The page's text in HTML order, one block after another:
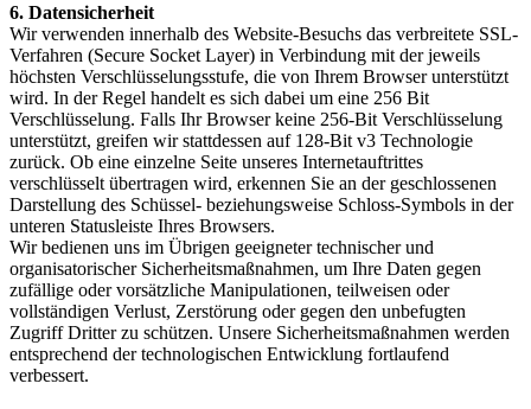
6. Datensicherheit
Wir verwenden innerhalb des Website-Besuchs das verbreitete SSL-
Verfahren (Secure Socket Layer) in Verbindung mit der jeweils
höchsten Verschlüsselungsstufe, die von Ihrem Browser unterstützt
wird. In der Regel handelt es sich dabei um eine 256 Bit
Verschlüsselung. Falls Ihr Browser keine 256-Bit Verschlüsselung
unterstützt, greifen wir stattdessen auf 128-Bit v3 Technologie
zurück. Ob eine einzelne Seite unseres Internetauftrittes
verschlüsselt übertragen wird, erkennen Sie an der geschlossenen
Darstellung des Schüssel- beziehungsweise Schloss-Symbols in der
unteren Statusleiste Ihres Browsers.
Wir bedienen uns im Übrigen geeigneter technischer und
organisatorischer Sicherheitsmaßnahmen, um Ihre Daten gegen
zufällige oder vorsätzliche Manipulationen, teilweisen oder
vollständigen Verlust, Zerstörung oder gegen den unbefugten
Zugriff Dritter zu schützen. Unsere Sicherheitsmaßnahmen werden
entsprechend der technologischen Entwicklung fortlaufend
verbessert.